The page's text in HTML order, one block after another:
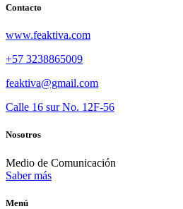
Contacto
www.feaktiva.com
+57 3238865009
feaktiva@gmail.com
Calle 16 sur No. 12F-56
Nosotros
Medio de Comunicación
Saber más
Menú